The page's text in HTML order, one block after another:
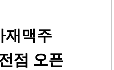
재맥주
점 오픈